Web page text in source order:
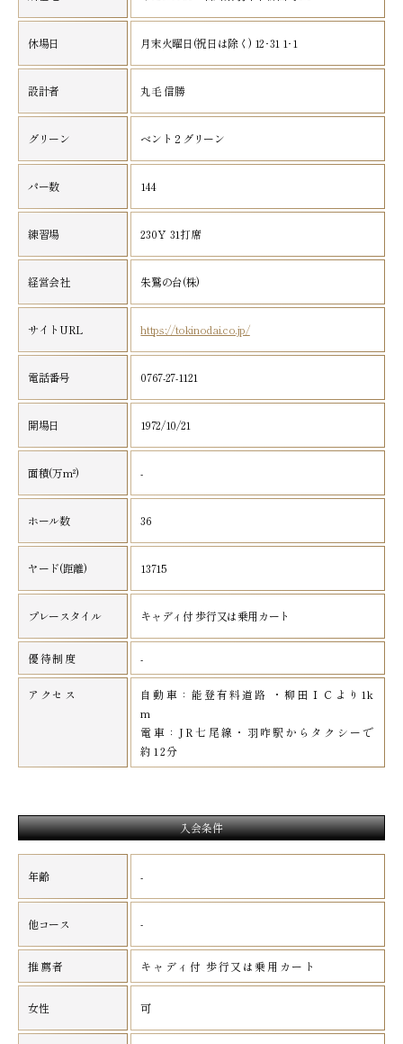
休場日 月末火曜日(祝日は除く) 12･31 1･1
設計者 丸毛 信勝
グリーン ベント２グリーン
パー数 144
練習場 230Ｙ 31打席
経営会社 朱鷲の台(株)
サイトURL https://tokinodai.co.jp/
電話番号 0767-27-1121
開場日 1972/10/21
面積(万m²) -
ホール数 36
ヤード(距離) 13715
プレースタイル キャディ付 歩行又は乗用カート
優待制度 -
アクセス
自動車：能登有料道路 ・柳田ＩＣより1k
m
電車：JR七尾線・羽咋駅からタクシーで
約12分
入会条件
年齢 -
他コース -
推薦者 キャディ付 歩行又は乗用カート
女性 可